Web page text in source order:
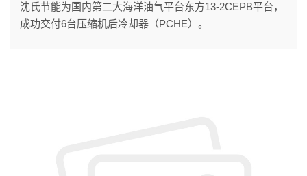
沈氏节能为国内第二大海洋油气平台东方13-2CEPB平台，
成功交付6台压缩机后冷却器（PCHE）。